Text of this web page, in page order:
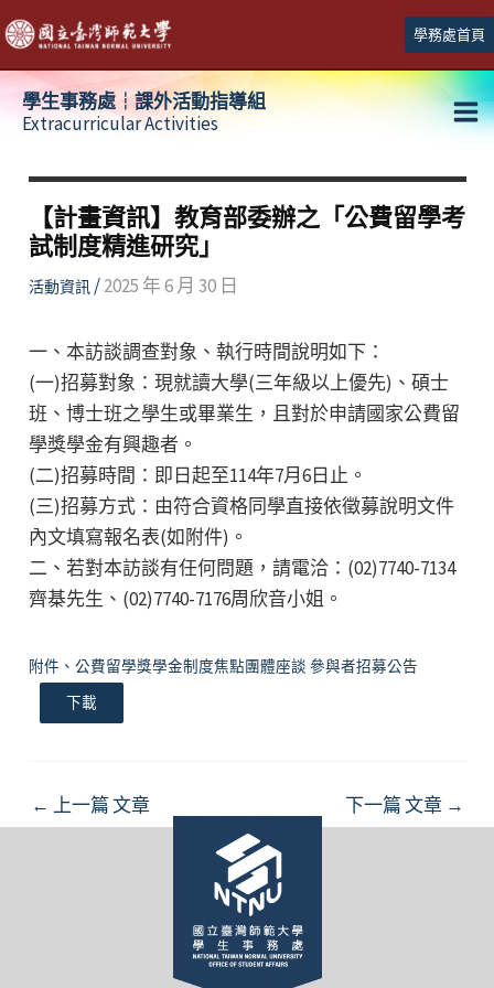
跳
至
主
學務處首頁
學生事務處┆課外活動指導組
Extracurricular Activities
【計畫資訊】教育部委辦之「公費留學考
試制度精進研究」
活動資訊/2025 年 6 月 30 日
一、本訪談調查對象、執行時間說明如下：
(一)招募對象：現就讀大學(三年級以上優先)、碩士
班、博士班之學生或畢業生，且對於申請國家公費留
學獎學金有興趣者。
(二)招募時間：即日起至114年7月6日止。
(三)招募方式：由符合資格同學直接依徵募說明文件
內文填寫報名表(如附件)。
二、若對本訪談有任何問題，請電洽：(02)7740-7134
齊棊先生、(02)7740-7176周欣音小姐。
附件、公費留學獎學金制度焦點團體座談 參與者招募公告
下載
Post
navigation
← 上一篇 文章 下一篇 文章 →